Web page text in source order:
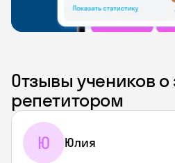
Отзывы учеников о
репетитором
Ю Юлия